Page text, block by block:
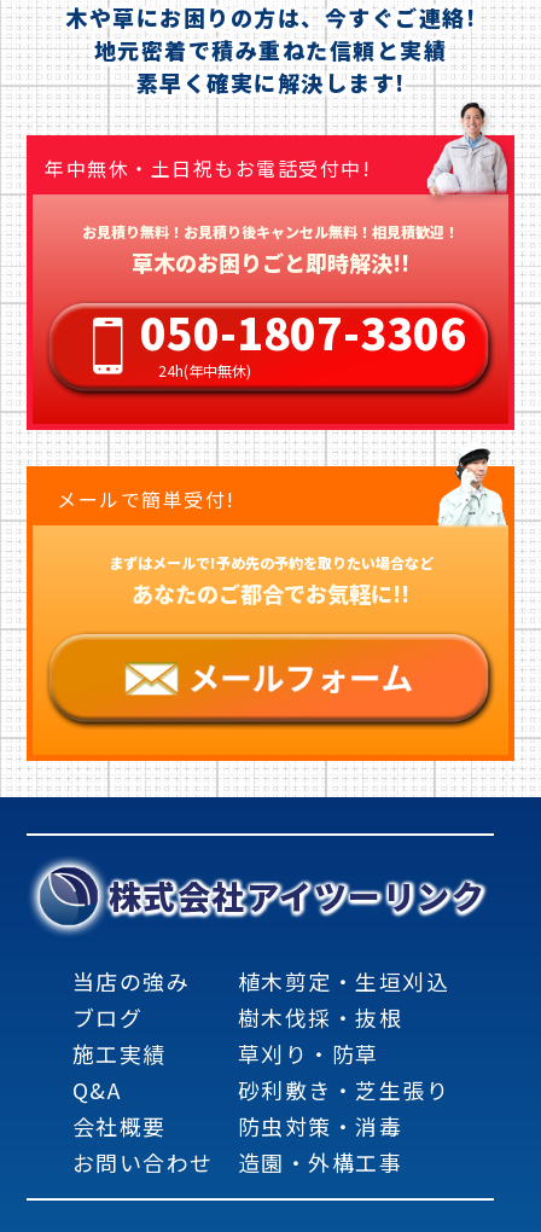
木や草にお困りの方は、今すぐご連絡!
地元密着で積み重ねた信頼と実績
素早く確実に解決します!
年中無休・土日祝もお電話受付中!
お見積り無料！お見積り後キャンセル無料！相見積歓迎！
草木のお困りごと即時解決!!
050-1807-3306
24h(年中無休)
メールで簡単受付!
まずはメールで!予め先の予約を取りたい場合など
あなたのご都合でお気軽に!!
株式会社アイツーリンク
当店の強み
ブログ
施工実績
Q&A
会社概要
お問い合わせ
植木剪定・生垣刈込
樹木伐採・抜根
草刈り・防草
砂利敷き・芝生張り
防虫対策・消毒
造園・外構工事